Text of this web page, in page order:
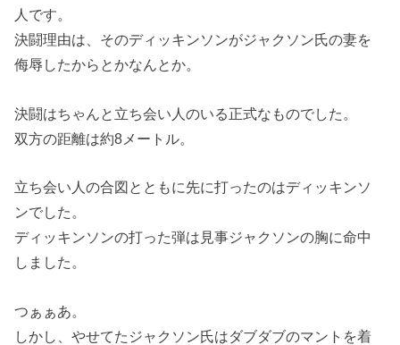
人です。
決闘理由は、そのディッキンソンがジャクソン氏の妻を
侮辱したからとかなんとか。
決闘はちゃんと立ち会い人のいる正式なものでした。
双方の距離は約8メートル。
立ち会い人の合図とともに先に打ったのはディッキンソ
ンでした。
ディッキンソンの打った弾は見事ジャクソンの胸に命中
しました。
つぁぁあ。
しかし、やせてたジャクソン氏はダブダブのマントを着